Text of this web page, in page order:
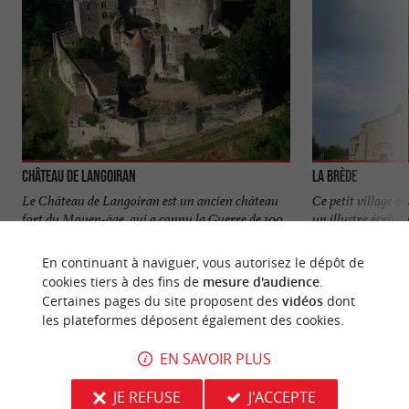
Château de Langoiran
Le Château de Langoiran est un ancien château
fort du Moyen-âge, qui a connu la Guerre de 100
5,1 km - Langoiran
La Brède
Ce petit village
un illustre
En continuant à naviguer, vous autorisez le dépôt de
cookies tiers à des fins de mesure d'audience.
Certaines pages du site proposent des vidéosdont
les plateformes déposent également des cookies.
EN SAVOIR PLUS
JE REFUSE
J'ACCEPTE